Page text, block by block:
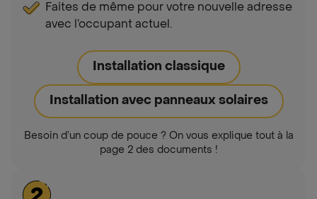
Faites de même pour votre nouvelle adresse
avec l’occupant actuel.
Installation classique
Installation avec panneaux solaires
Besoin d’un coup de pouce ? On vous explique tout à la
page 2 des documents !